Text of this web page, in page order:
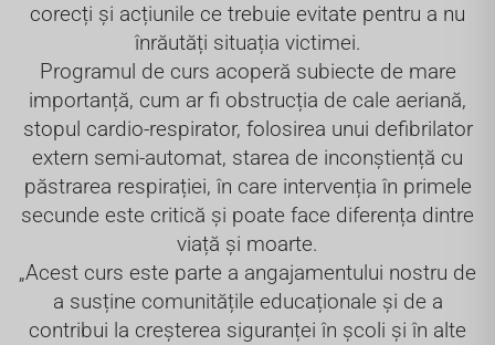
corecți și acțiunile ce trebuie evitate pentru a nu
înrăutăți situația victimei.
Programul de curs acoperă subiecte de mare
importanță, cum ar fi obstrucția de cale aeriană,
stopul cardio-respirator, folosirea unui defibrilator
extern semi-automat, starea de inconștiență cu
păstrarea respirației, în care intervenția în primele
secunde este critică și poate face diferența dintre
viață și moarte.
„Acest curs este parte a angajamentului nostru de
a susține comunitățile educaționale și de a
contribui la creșterea siguranței în școli și în alte